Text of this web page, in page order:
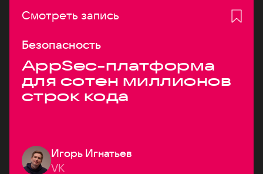
Смотреть запись
Безопасность
AppSec-платформа
для сотен миллионов
строк кода
Игорь Игнатьев
VK